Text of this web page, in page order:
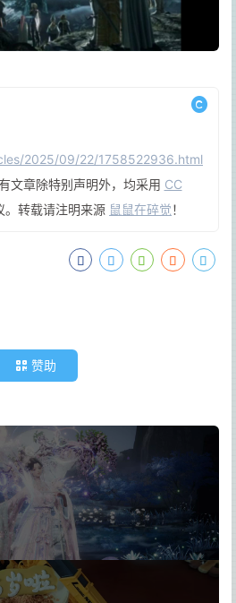
2025/09/22/1758522936.html
文章除特别声明外，均采用 CC
。转载请注明来源 鼠鼠在碎觉！
赞助